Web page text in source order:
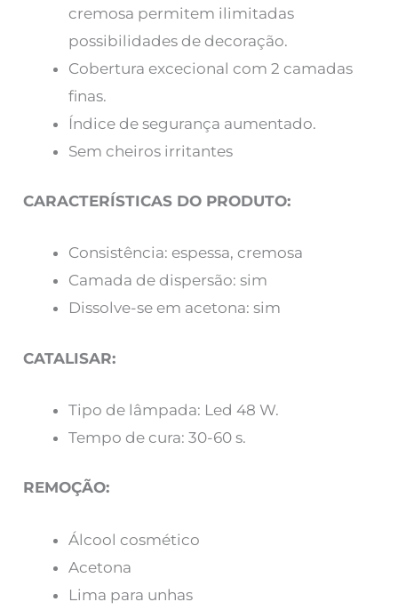
cremosa permitem ilimitadas
possibilidades de decoração.
Cobertura excecional com 2 camadas
finas.
Índice de segurança aumentado.
Sem cheiros irritantes
CARACTERÍSTICAS DO PRODUTO:
Consistência: espessa, cremosa
Camada de dispersão: sim
Dissolve-se em acetona: sim
CATALISAR:
Tipo de lâmpada: Led 48 W.
Tempo de cura: 30-60 s.
REMOÇÃO:
Álcool cosmético
Acetona
Lima para unhas